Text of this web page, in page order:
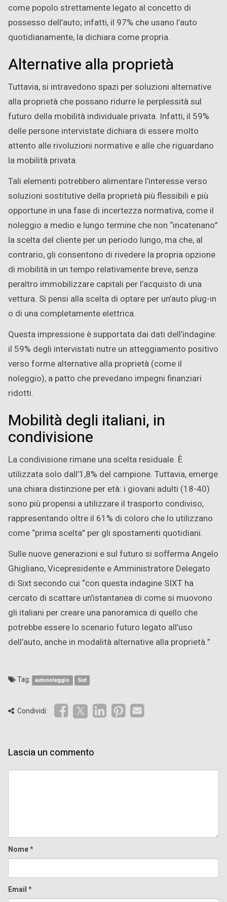
come popolo strettamente legato al concetto di
possesso dell’auto; infatti, il 97% che usano l’auto
quotidianamente, la dichiara come propria.
Alternative alla proprietà
Tuttavia, si intravedono spazi per soluzioni alternative
alla proprietà che possano ridurre le perplessità sul
futuro della mobilità individuale privata. Infatti, il 59%
delle persone intervistate dichiara di essere molto
attento alle rivoluzioni normative e alle che riguardano
la mobilità privata.
Tali elementi potrebbero alimentare l’interesse verso
soluzioni sostitutive della proprietà più flessibili e più
opportune in una fase di incertezza normativa, come il
noleggio a medio e lungo termine che non “incatenano”
la scelta del cliente per un periodo lungo, ma che, al
contrario, gli consentono di rivedere la propria opzione
di mobilità in un tempo relativamente breve, senza
peraltro immobilizzare capitali per l’acquisto di una
vettura. Si pensi alla scelta di optare per un’auto plug-in
o di una completamente elettrica.
Questa impressione è supportata dai dati dell’indagine:
il 59% degli intervistati nutre un atteggiamento positivo
verso forme alternative alla proprietà (come il
noleggio), a patto che prevedano impegni finanziari
ridotti.
Mobilità degli italiani, in
condivisione
La condivisione rimane una scelta residuale. È
utilizzata solo dall’1,8% del campione. Tuttavia, emerge
una chiara distinzione per età: i giovani adulti (18-40)
sono più propensi a utilizzare il trasporto condiviso,
rappresentando oltre il 61% di coloro che lo utilizzano
come “prima scelta” per gli spostamenti quotidiani.
Sulle nuove generazioni e sul futuro si sofferma Angelo
Ghigliano, Vicepresidente e Amministratore Delegato
di Sixt secondo cui “con questa indagine SIXT ha
cercato di scattare un’istantanea di come si muovono
gli italiani per creare una panoramica di quello che
potrebbe essere lo scenario futuro legato all’uso
dell’auto, anche in modalità alternative alla proprietà.”
Tag: autonoleggio Sixt
Condividi:
Lascia un commento
Nome*
Email*